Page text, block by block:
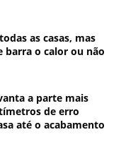
as casas, mas
barra o calor ou não
a parte mais
de erro
até o acabamento